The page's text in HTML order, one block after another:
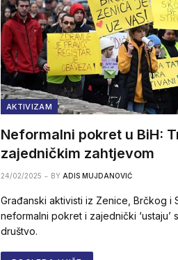
AKTIVIZAM
Neformalni pokret u BiH:
zajedničkim zahtjevom
24/02/2025 BY ADIS MUJDANOVIĆ
Građanski aktivisti iz Zenice, Brčkog i
neformalni pokret i zajednički
društvo.